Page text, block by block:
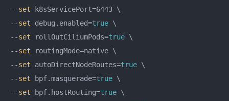
--set k8sServicePort=6443 \
--set debug.enabled=true \
--set rollOutCiliumPods=true \
--set routingMode=native \
--set autoDirectNodeRoutes=true \
--set bpf.masquerade=true \
--set bpf.hostRouting=true \